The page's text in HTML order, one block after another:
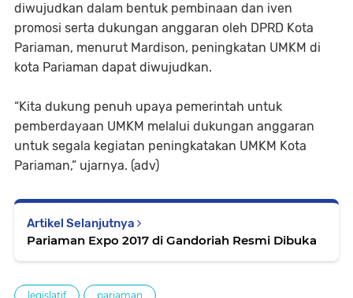
diwujudkan dalam bentuk pembinaan dan iven
promosi serta dukungan anggaran oleh DPRD Kota
Pariaman, menurut Mardison, peningkatan UMKM di
kota Pariaman dapat diwujudkan.
“Kita dukung penuh upaya pemerintah untuk
pemberdayaan UMKM melalui dukungan anggaran
untuk segala kegiatan peningkatakan UMKM Kota
Pariaman,” ujarnya. (adv)
Artikel Selanjutnya
Pariaman Expo 2017 di Gandoriah Resmi Dibuka
legislatif pariaman